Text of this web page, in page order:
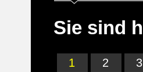
Sie sind
1 2 3